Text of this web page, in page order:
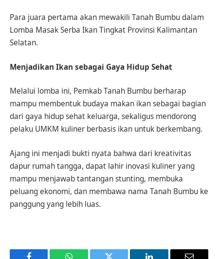
Para juara pertama akan mewakili Tanah Bumbu dalam
Lomba Masak Serba Ikan Tingkat Provinsi Kalimantan
Selatan.
Menjadikan Ikan sebagai Gaya Hidup Sehat
Melalui lomba ini, Pemkab Tanah Bumbu berharap
mampu membentuk budaya makan ikan sebagai bagian
dari gaya hidup sehat keluarga, sekaligus mendorong
pelaku UMKM kuliner berbasis ikan untuk berkembang.
Ajang ini menjadi bukti nyata bahwa dari kreativitas
dapur rumah tangga, dapat lahir inovasi kuliner yang
mampu menjawab tantangan stunting, membuka
peluang ekonomi, dan membawa nama Tanah Bumbu ke
panggung yang lebih luas.